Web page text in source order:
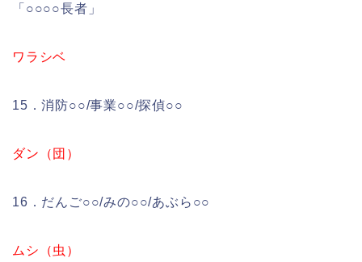
「○○○○長者」
ワラシベ
15．消防○○/事業○○/探偵○○
ダン（団）
16．だんご○○/みの○○/あぶら○○
ムシ（虫）